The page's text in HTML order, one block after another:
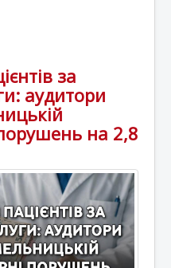
за
аудитори
на 2,8